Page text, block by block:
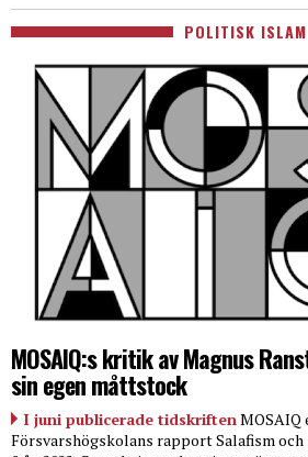
POLITISK ISLAM
MOSAIQ:s kritik av Magnus
sin egen måttstock
I juni publicerade tidskriftenMOSAIQ
Försvarshögskolans rapport Salafism och